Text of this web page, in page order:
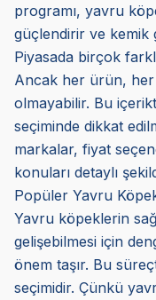
programı, yavru
güçlendirir ve kemik
Piyasada birçok
Ancak her ürün,
olmayabilir. Bu
seçiminde dikkat
markalar, fiyat
konuları detaylı
Popüler Yavru
Yavru köpeklerin
gelişebilmesi için
önem taşır. Bu
seçimidir. Çünkü